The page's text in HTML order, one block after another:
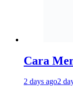
Cara
2 days ago2